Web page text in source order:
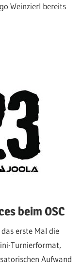
Weinzierl bereits
beim OSC
erste Mal die
Turnierformat,
Aufwand